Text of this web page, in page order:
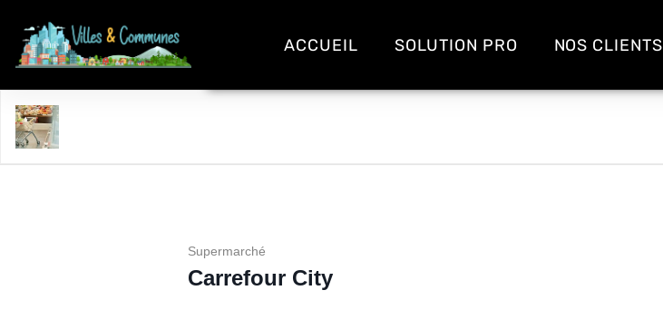
ACCUEIL SOLUTION PRO NOS CLIENTS
Supermarché
Carrefour City